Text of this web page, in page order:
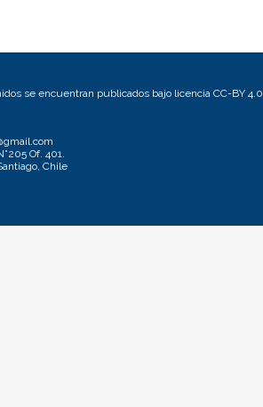
se encuentran publicados bajo licencia CC-BY 4.0
Of. 401.
Chile